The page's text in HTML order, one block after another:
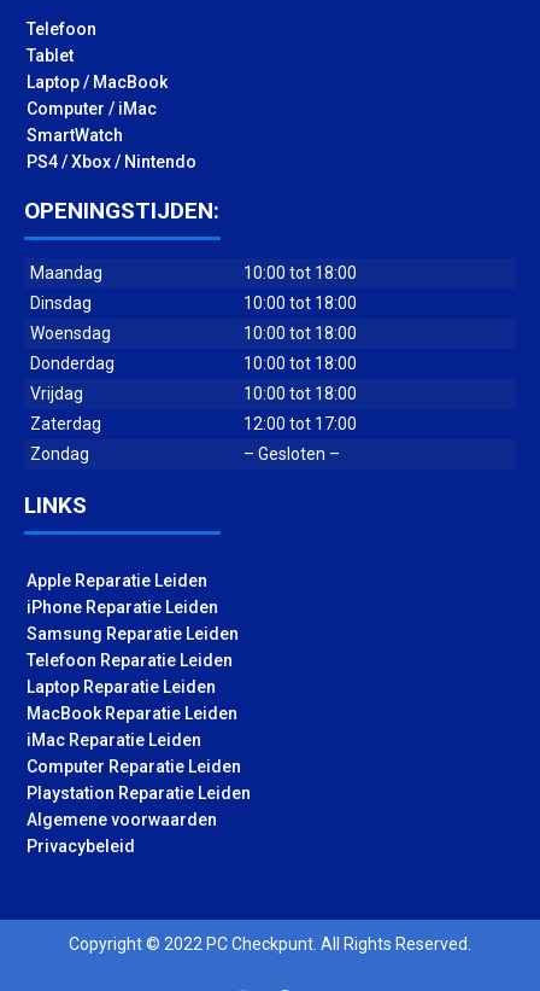
Telefoon
Tablet
Laptop / MacBook
Computer / iMac
SmartWatch
PS4 / Xbox / Nintendo
OPENINGSTIJDEN:
Maandag
10:00 tot 18:00
Dinsdag
10:00 tot 18:00
Woensdag
10:00 tot 18:00
Donderdag
10:00 tot 18:00
Vrijdag
10:00 tot 18:00
Zaterdag
12:00 tot 17:00
Zondag
– Gesloten –
LINKS
Apple Reparatie Leiden
iPhone Reparatie Leiden
Samsung Reparatie Leiden
Telefoon Reparatie Leiden
Laptop Reparatie Leiden
MacBook Reparatie Leiden
iMac Reparatie Leiden
Computer Reparatie Leiden
Playstation Reparatie Leiden
Algemene voorwaarden
Privacybeleid
Copyright © 2022 PC Checkpunt. All Rights Reserved.